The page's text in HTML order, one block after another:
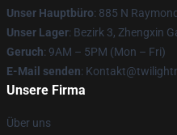
Unser Hauptbüro: 885 N
Unser Lager: Bezirk 3, Zhengxin
Geruch: 9AM – 5PM (Mon – Fri)
E-Mail senden:
Unsere Firma
Über uns